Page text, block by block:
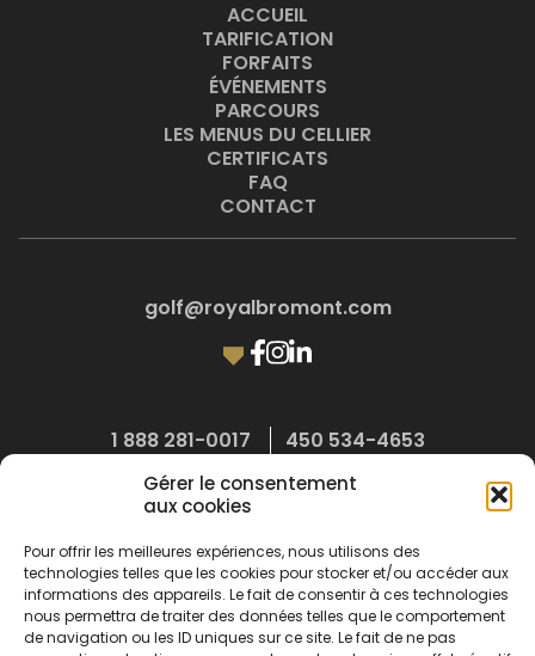
Gérer le consentement
aux cookies
Pour offrir les meilleures expériences, nous utilisons des
technologies telles que les cookies pour stocker et/ou accéder aux
informations des appareils. Le fait de consentir à ces technologies
nous permettra de traiter des données telles que le comportement
de navigation ou les ID uniques sur ce site. Le fait de ne pas
ACCUEIL
TARIFICATION
FORFAITS
ÉVÉNEMENTS
PARCOURS
LES MENUS DU CELLIER
CERTIFICATS
FAQ
CONTACT
golf@royalbromont.com
1 888 281-0017
450 534-4653
400, chemin Compton, Bromont (Québec) J2L 1E9
Réservation au Cellier du Roi